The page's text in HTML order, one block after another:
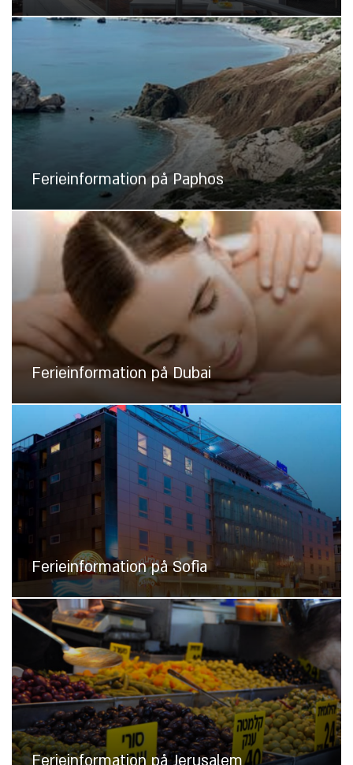
Ferieinformation på Paphos
Ferieinformation på Dubai
Ferieinformation på Sofia